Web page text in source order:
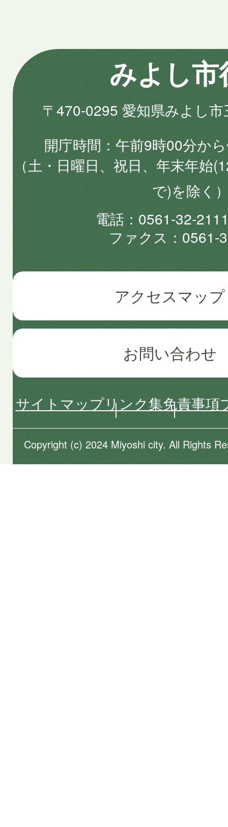
みよし市
〒470-0295 愛知県みよし
開庁時間
午前9時00分か
（土・日曜日、祝日、年末年始
で)を除く
電話
0561-32-
ファクス
0561-
アクセスマップ
お問い合わせ
サイトマップリンク集免責事項
Copyright (c) 2024 Miyoshi city. All Rights